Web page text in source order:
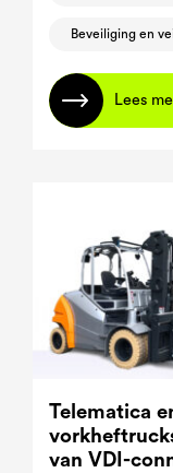
Beveiliging en
Lees
Telematica
van VDI-